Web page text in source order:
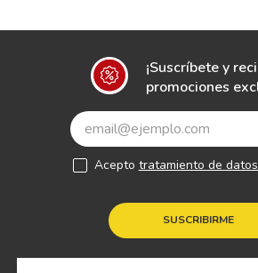
¡Suscríbete y
promociones
SUSCRIBIRME
Acepto tratamiento de